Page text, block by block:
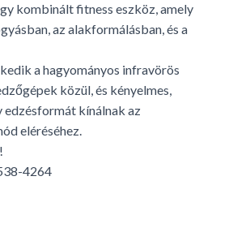
kombinált fitness eszköz, amely
az alakformálásban, és a
a hagyományos infravörös
közül, és kényelmes,
edzésformát kínálnak az
eléréséhez.
4264